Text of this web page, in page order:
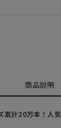
商品説明
累計20万本！人